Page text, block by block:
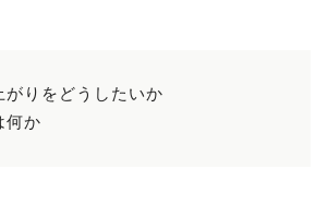
がりをどうしたいか
何か